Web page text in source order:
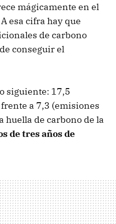
mágicamente en el
esa cifra hay que
de carbono
conseguir el
siguiente: 17,5
a 7,3 (emisiones
huella de carbono de la
de tres años de